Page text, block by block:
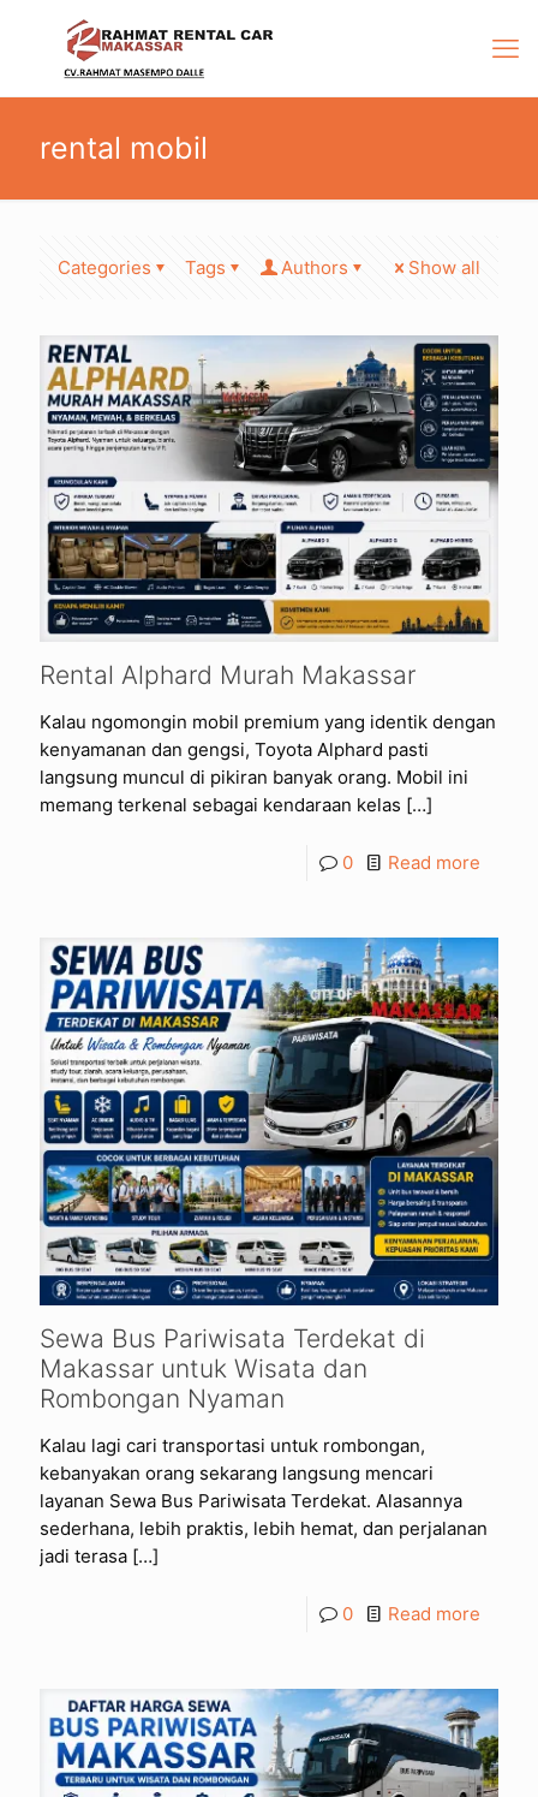
rental mobil
Categories Tags Authors Show all
Rental Alphard Murah Makassar
Kalau ngomongin mobil premium yang identik dengan
kenyamanan dan gengsi, Toyota Alphard pasti
langsung muncul di pikiran banyak orang. Mobil ini
memang terkenal sebagai kendaraan kelas […]
0 Read more
Sewa Bus Pariwisata Terdekat di
Makassar untuk Wisata dan
Rombongan Nyaman
Kalau lagi cari transportasi untuk rombongan,
kebanyakan orang sekarang langsung mencari
layanan Sewa Bus Pariwisata Terdekat. Alasannya
sederhana, lebih praktis, lebih hemat, dan perjalanan
jadi terasa […]
0 Read more